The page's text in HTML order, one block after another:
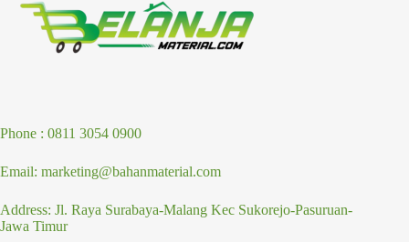
Phone : 0811 3054 0900
Email: marketing@bahanmaterial.com
Address: Jl. Raya Surabaya-Malang Kec Sukorejo-Pasuruan-
Jawa Timur